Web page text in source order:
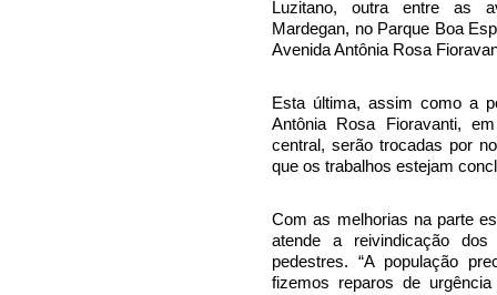
Luzitano, outra entre as
Mardegan, no Parque Boa
Avenida Antônia Rosa
Esta última, assim como a
Antônia Rosa Fioravanti,
central, serão trocadas por
que os trabalhos estejam
Com as melhorias na parte
atende a reivindicação
pedestres. “A população
fizemos reparos de